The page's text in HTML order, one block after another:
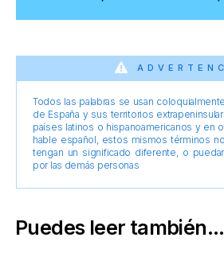
Todos las palabras se usan
de España y sus territorios
países latinos o hispanoamericanos y en
hable español, estos mismos términos
tengan un significado diferente, o
por las demás personas
Puedes leer también...